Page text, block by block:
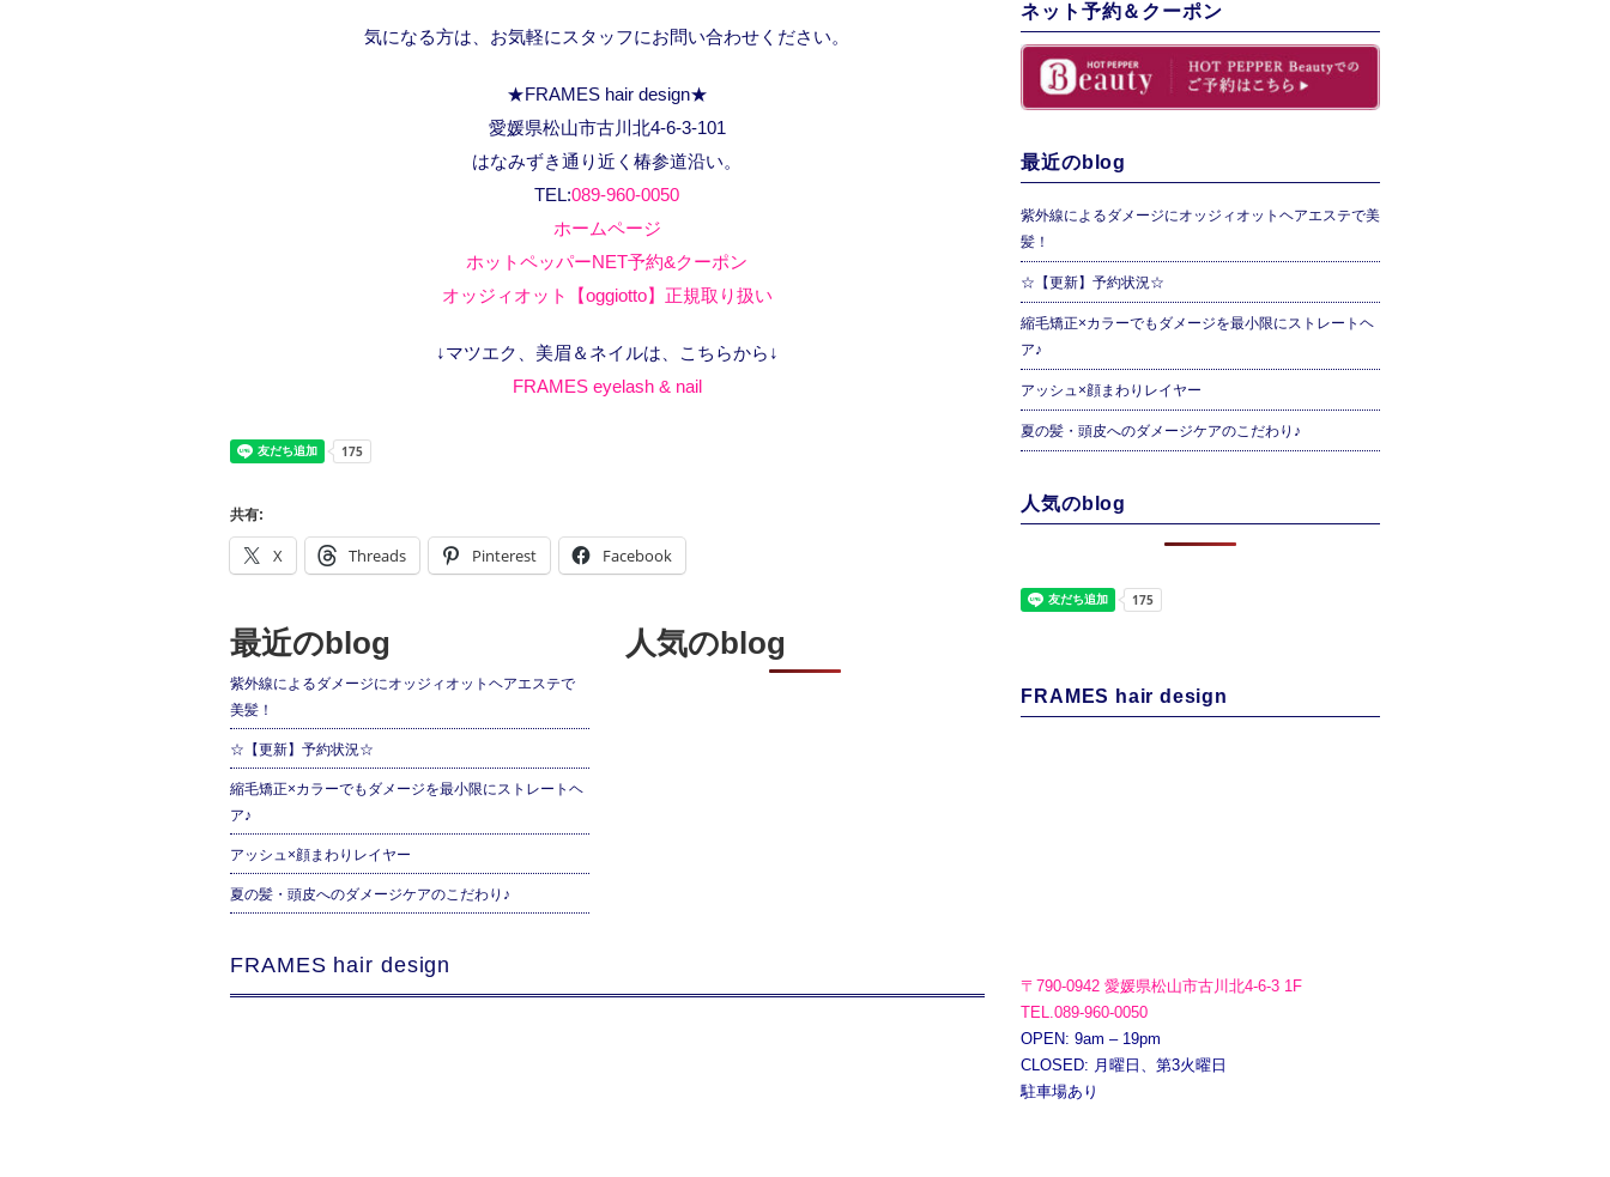
気になる方は、お気軽にスタッフにお問い合わせください。
★FRAMES hair design★
愛媛県松山市古川北4-6-3-101
はなみずき通り近く椿参道沿い。
TEL:089-960-0050
ホームページ
ホットペッパーNET予約&クーポン
オッジィオット【oggiotto】正規取り扱い
↓マツエク、美眉＆ネイルは、こちらから↓
FRAMES eyelash & nail
共有:
X Threads Pinterest Facebook
最近のblog
紫外線によるダメージにオッジィオットヘアエステで
美髪！
☆【更新】予約状況☆
縮毛矯正×カラーでもダメージを最小限にストレートヘ
ア♪
アッシュ×顔まわりレイヤー
夏の髪・頭皮へのダメージケアのこだわり♪
人気のblog
FRAMES hair design
ネット予約＆クーポン
最近のblog
紫外線によるダメージにオッジィオットヘアエステで美
髪！
☆【更新】予約状況☆
縮毛矯正×カラーでもダメージを最小限にストレートヘ
ア♪
アッシュ×顔まわりレイヤー
夏の髪・頭皮へのダメージケアのこだわり♪
人気のblog
FRAMES hair design
〒790-0942 愛媛県松山市古川北4-6-3 1F
TEL.089-960-0050
OPEN: 9am – 19pm
CLOSED: 月曜日、第3火曜日
駐車場あり